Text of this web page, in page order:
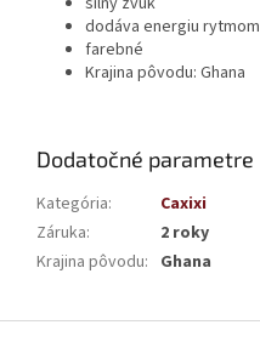
dodáva energiu rytmom
farebné
Krajina pôvodu: Ghana
Dodatočné parametre
Kategória:
Caxixi
Záruka:
2 roky
Krajina pôvodu: Ghana